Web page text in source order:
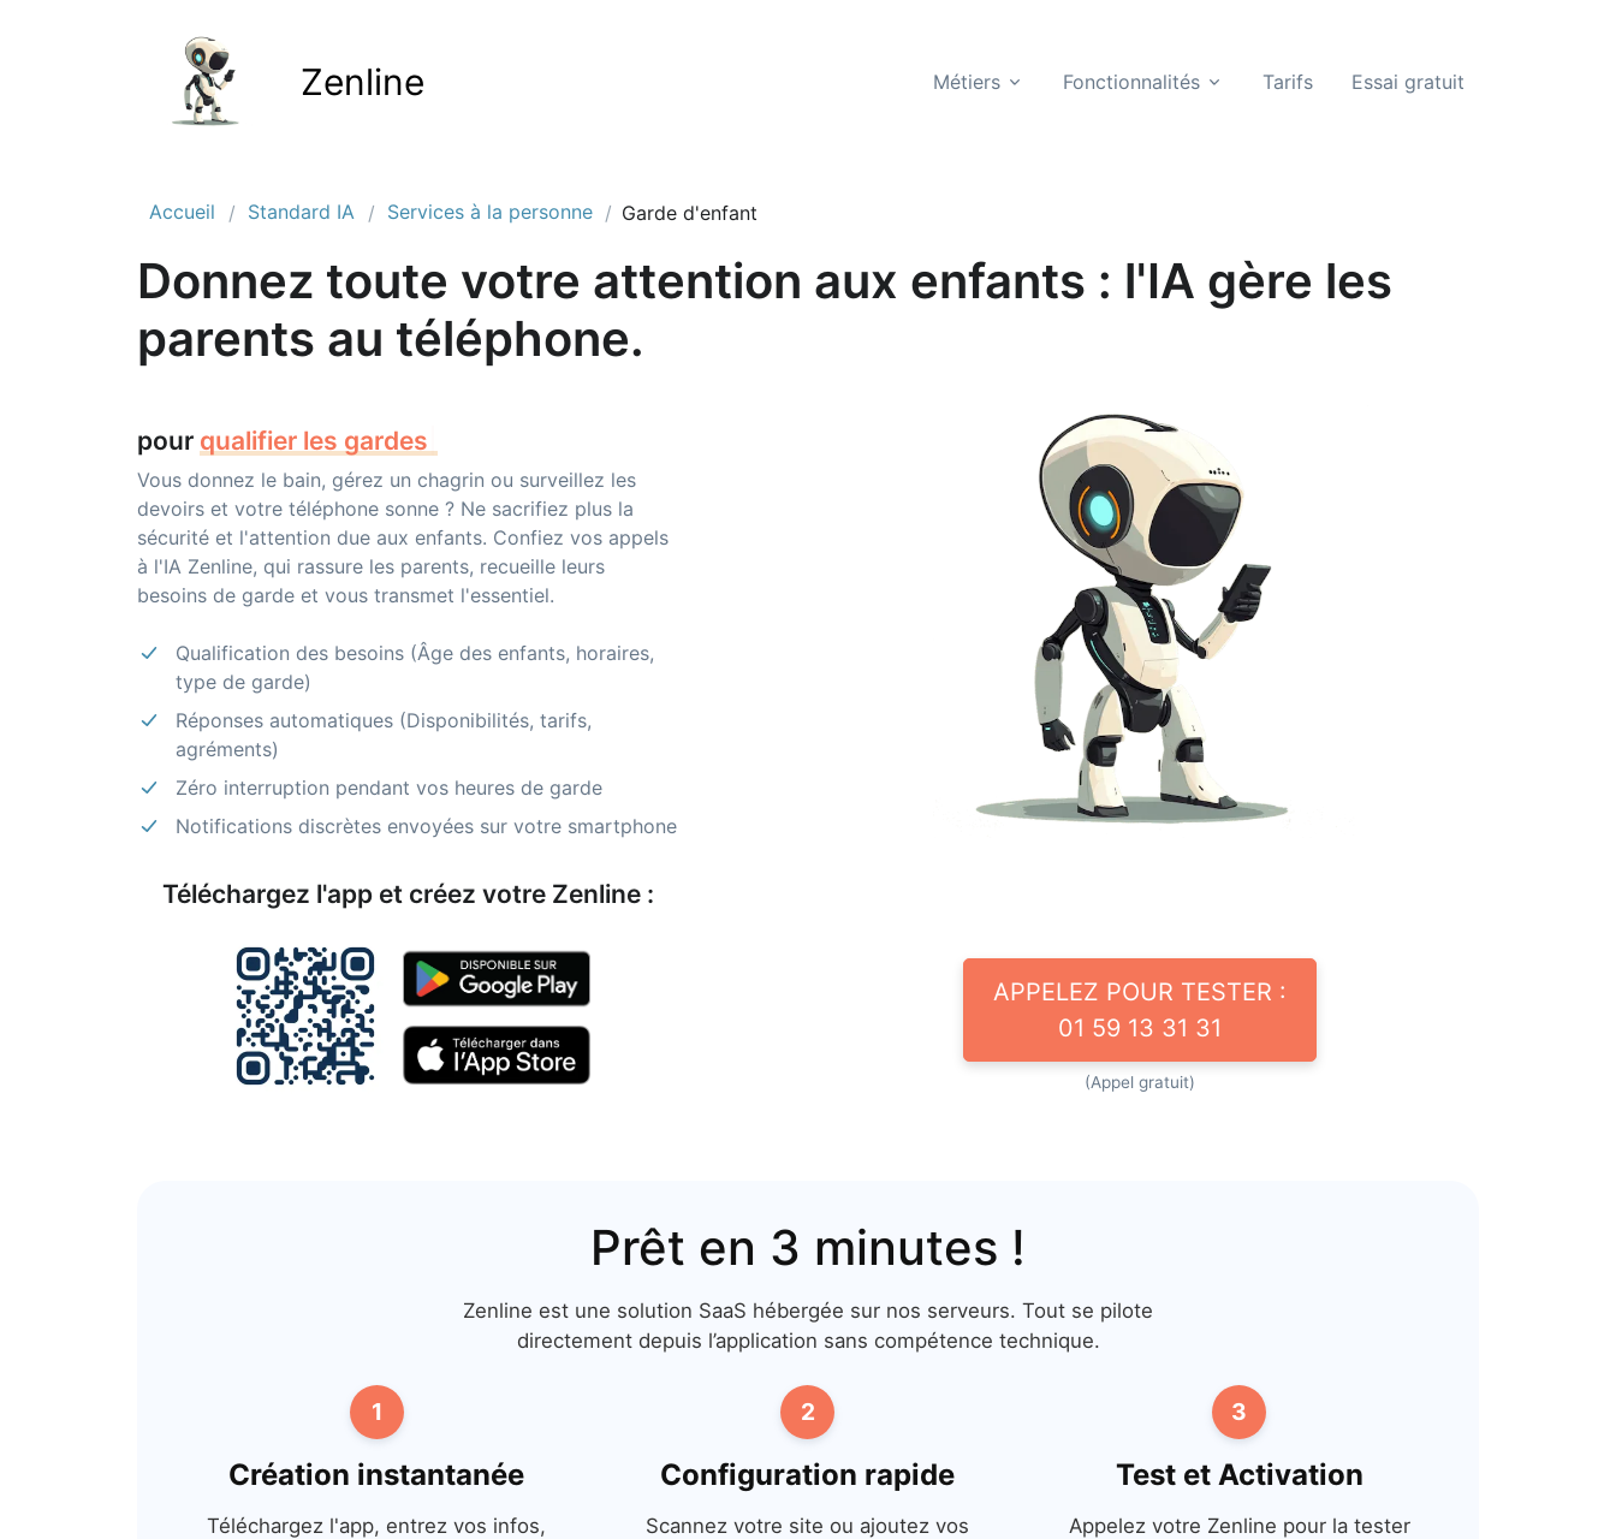
Zenline Métiers Fonctionnalités Tarifs Essai gratuit
Accueil Standard IA Services à la personne Garde d'enfant
Donnez toute votre attention aux enfants : l'IA gère les
parents au téléphone.
pour q|
Vous donnez le bain, gérez un chagrin ou surveillez les
devoirs et votre téléphone sonne ? Ne sacrifiez plus la
sécurité et l'attention due aux enfants. Confiez vos appels
à l'IA Zenline, qui rassure les parents, recueille leurs
besoins de garde et vous transmet l'essentiel.
Qualification des besoins (Âge des enfants, horaires,
type de garde)
Réponses automatiques (Disponibilités, tarifs,
agréments)
Zéro interruption pendant vos heures de garde
Notifications discrètes envoyées sur votre smartphone
Téléchargez l'app et créez votre Zenline :
APPELEZ POUR TESTER :
01 59 13 31 31
(Appel gratuit)
Prêt en 3 minutes !
Zenline est une solution SaaS hébergée sur nos serveurs. Tout se pilote
directement depuis l’application sans compétence technique.
1
Création instantanée
Téléchargez l'app, entrez vos infos,
2
Configuration rapide
Scannez votre site ou ajoutez vos
3
Test et Activation
Appelez votre Zenline pour la tester